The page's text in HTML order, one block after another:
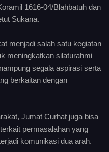
1616-04/Blahbatuh dan
Sukana.
menjadi salah satu kegiatan
meningkatkan silaturahmi
segala aspirasi serta
berkaitan dengan
Jumat Curhat juga bisa
permasalahan yang
komunikasi dua arah.